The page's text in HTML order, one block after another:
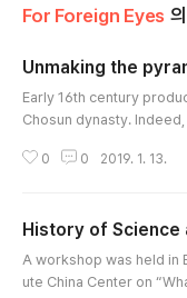
For Foreign Eyes
Unmaking the
Early 16th century
Chosun dynasty.
he seasoned
dies..
0 0 2019. 1. 13.
History of Science
A workshop was held in
ute China Center on